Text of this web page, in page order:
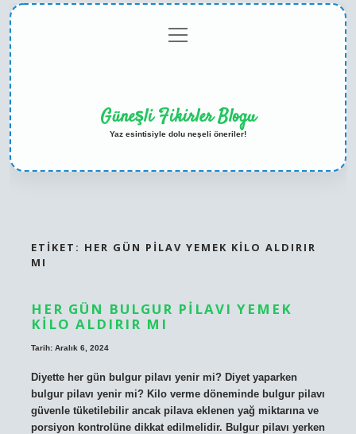
menüyü
aç
Güneşli Fikirler Blogu
Yaz esintisiyle dolu neşeli öneriler!
ETIKET: HER GÜN PILAV YEMEK KILO ALDIRIR
MI
HER GÜN BULGUR PILAVI YEMEK
KILO ALDIRIR MI
Tarih: Aralık 6, 2024
Diyette her gün bulgur pilavı yenir mi? Diyet yaparken
bulgur pilavı yenir mi? Kilo verme döneminde bulgur pilavı
güvenle tüketilebilir ancak pilava eklenen yağ miktarına ve
porsiyon kontrolüne dikkat edilmelidir. Bulgur pilavı yerken